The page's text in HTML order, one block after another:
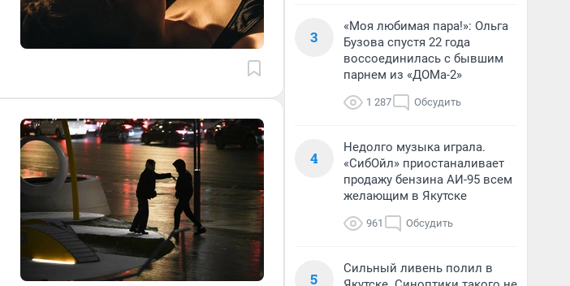
3
«Моя любимая пара!»: Ольга
Бузова спустя 22 года
воссоединилась с бывшим
парнем из «ДОМа-2»
1 287 Обсудить
4
Недолго музыка играла.
«СибОйл» приостаналивает
продажу бензина АИ-95 всем
желающим в Якутске
961 Обсудить
5
Сильный ливень полил в